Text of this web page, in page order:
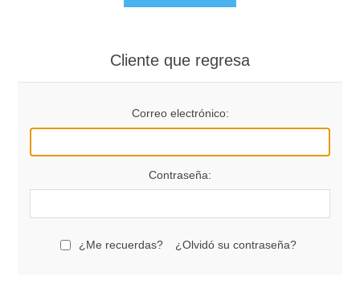
Cliente que regresa
Correo electrónico:
Contraseña:
¿Me recuerdas? ¿Olvidó su contraseña?